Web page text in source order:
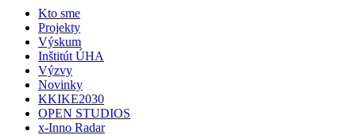
Kto sme
Projekty
Výskum
Inštitút ÚHA
Výzvy
Novinky
KKIKE2030
OPEN STUDIOS
x-Inno Radar